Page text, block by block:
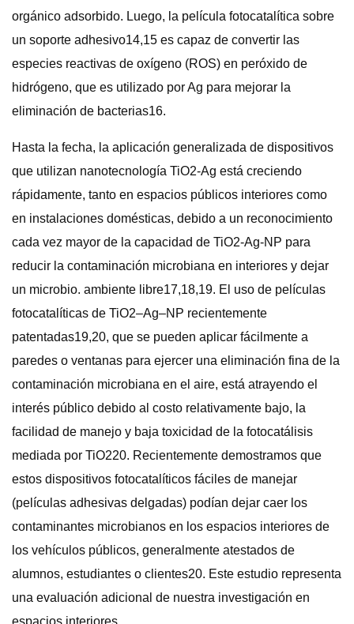
orgánico adsorbido. Luego, la película fotocatalítica sobre
un soporte adhesivo14,15 es capaz de convertir las
especies reactivas de oxígeno (ROS) en peróxido de
hidrógeno, que es utilizado por Ag para mejorar la
eliminación de bacterias16.
Hasta la fecha, la aplicación generalizada de dispositivos
que utilizan nanotecnología TiO2-Ag está creciendo
rápidamente, tanto en espacios públicos interiores como
en instalaciones domésticas, debido a un reconocimiento
cada vez mayor de la capacidad de TiO2-Ag-NP para
reducir la contaminación microbiana en interiores y dejar
un microbio. ambiente libre17,18,19. El uso de películas
fotocatalíticas de TiO2–Ag–NP recientemente
patentadas19,20, que se pueden aplicar fácilmente a
paredes o ventanas para ejercer una eliminación fina de la
contaminación microbiana en el aire, está atrayendo el
interés público debido al costo relativamente bajo, la
facilidad de manejo y baja toxicidad de la fotocatálisis
mediada por TiO220. Recientemente demostramos que
estos dispositivos fotocatalíticos fáciles de manejar
(películas adhesivas delgadas) podían dejar caer los
contaminantes microbianos en los espacios interiores de
los vehículos públicos, generalmente atestados de
alumnos, estudiantes o clientes20. Este estudio representa
una evaluación adicional de nuestra investigación en
espacios interiores.